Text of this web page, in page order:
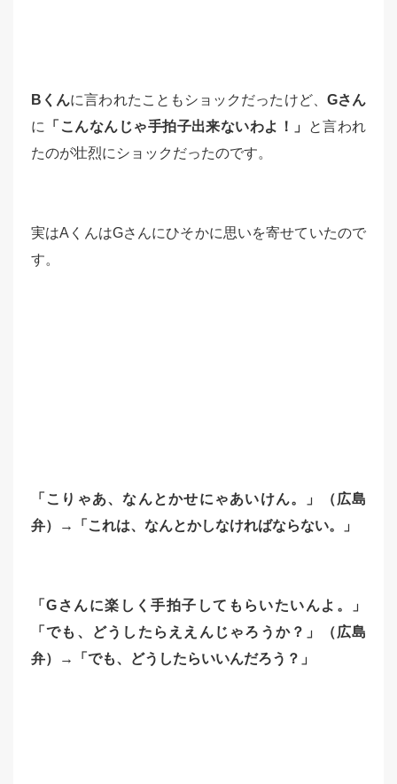
Bくんに言われたこともショックだったけど、 Gさん
に
「こんなんじゃ手拍子出来ないわよ！」
と言われ
たのが壮烈にショックだったのです。
実はAくんはGさんにひそかに思いを寄せていたので
す。
「こりゃあ、なんとかせにゃあいけん。」（広島
弁）→「これは、なんとかしなければならない。」
「Gさんに楽しく手拍子してもらいたいんよ。」
「でも、どうしたらええんじゃろうか？」（広島
弁）→「でも、どうしたらいいんだろう？」